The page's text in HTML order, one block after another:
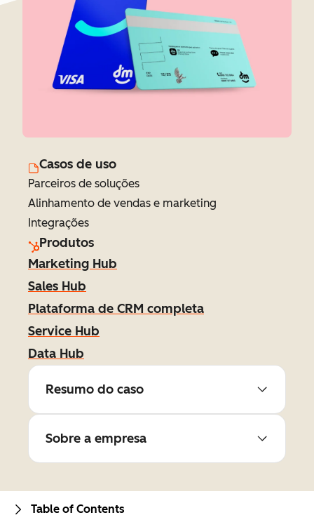
Casos de uso
Parceiros de soluções
Alinhamento de vendas e marketing
Integrações
Produtos
Marketing Hub
Sales Hub
Plataforma de CRM completa
Service Hub
Data Hub
Resumo do caso
Sobre a empresa
Table of Contents